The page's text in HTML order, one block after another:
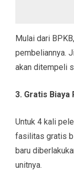
Mulai dari
pembeliannya.
akan ditempeli
3. Gratis Biaya
Untuk 4 kali
fasilitas gratis
baru
unitnya.